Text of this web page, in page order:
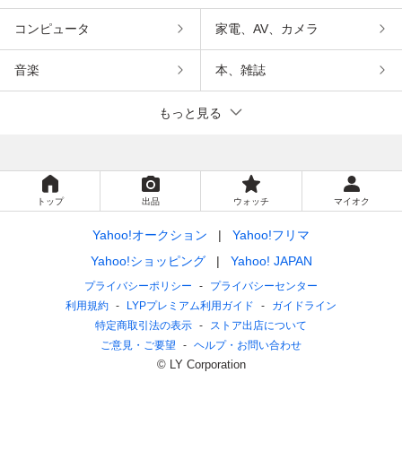
コンピュータ 家電、AV、カメラ
音楽 本、雑誌
もっと見る
トップ 出品 ウォッチ マイオク
Yahoo!オークション
Yahoo!フリマ
Yahoo!ショッピング
Yahoo! JAPAN
プライバシーポリシー
プライバシーセンター
利用規約
LYPプレミアム利用ガイド
ガイドライン
特定商取引法の表示
ストア出店について
ご意見・ご要望
ヘルプ・お問い合わせ
© LY Corporation